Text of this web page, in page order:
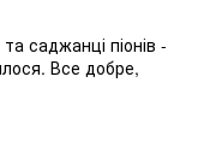
саджанці піонів -
Все добре,